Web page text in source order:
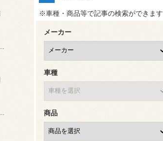
※車種・商品等で記事の検索ができます
メーカー
車種
商品